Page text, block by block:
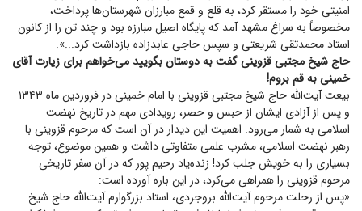
امنیتی خود را مستقر کرد، به قلع و قمع مبارزان شهرستان‌ها پرداخت،
مخصوصاً به سراغ مشهد آمد که پایگاه اصیل مبارزه بود و چند تن را از کانون
استاد محمدتقی شریعتی و سپس حاجی عابدزاده بازداشت کرد...».
حاج شیخ مجتبی قزوینی گفت به دوستان بگویید می‌خواهم برای زیارت آقای
خمینی به قم بروم!
بیعت آیت‌الله حاج شیخ مجتبی قزوینی با امام خمینی در فروردین ماه ۱۳۴۳
و پس از آزادی ایشان از حبس و حصر، رویدادی مهم در تاریخ نهضت
اسلامی به شمار می‌رود. اهمیت این دیدار در آن است که مرحوم قزوینی با
رهبر نهضت اسلامی، مشرب علمی متفاوتی داشت و همین موضوع، توجه
بسیاری را به خویش جلب کرد! زنده‌یاد رحیم پور که در آن سفر تاریخی
مرحوم قزوینی را همراهی می‌کرد، در این باره آورده است:
«پس از رحلت مرحوم آیت‌الله بروجردی، استاد بزرگوارم آیت‌الله حاج شیخ